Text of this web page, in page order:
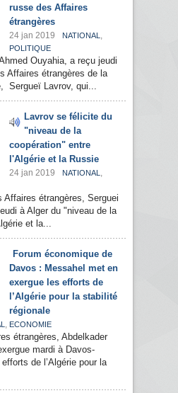
russe des Affaires
étrangères
24 jan 2019 NATIONAL ,
POLITIQUE
Ouyahia, a reçu jeudi
Affaires étrangères de la
Sergueï Lavrov, qui...
Lavrov se félicite du
"niveau de la
coopération" entre
l'Algérie et la Russie
24 jan 2019 NATIONAL ,
Affaires étrangères, Serguei
à Alger du "niveau de la
et la...
Forum économique de
Davos : Messahel met en
exergue les efforts de
l’Algérie pour la stabilité
régionale
, ECONOMIE
étrangères, Abdelkader
mardi à Davos-
de l’Algérie pour la